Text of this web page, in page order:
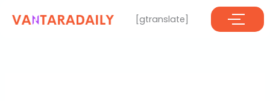
[gtranslate]